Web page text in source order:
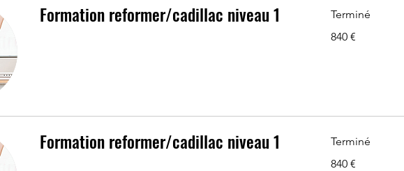
Formation reformer/cadillac niveau 1 Terminé
euros
840 €
Formation reformer/cadillac niveau 1 Terminé
euros
840 €